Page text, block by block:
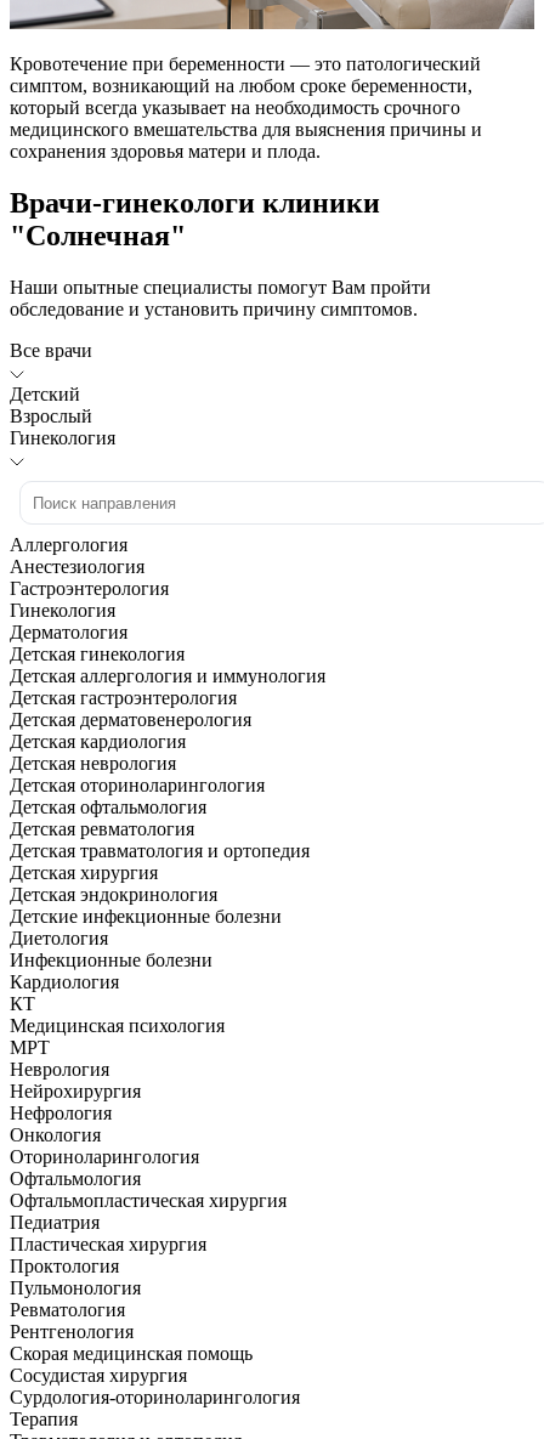
Кровотечение при беременности — это патологический
симптом, возникающий на любом сроке беременности,
который всегда указывает на необходимость срочного
медицинского вмешательства для выяснения причины и
сохранения здоровья матери и плода.
Врачи-гинекологи клиники
"Солнечная"
Наши опытные специалисты помогут Вам пройти
обследование и установить причину симптомов.
Все врачи
Детский
Взрослый
Гинекология
Аллергология
Анестезиология
Гастроэнтерология
Гинекология
Дерматология
Детская гинекология
Детская аллергология и иммунология
Детская гастроэнтерология
Детская дерматовенерология
Детская кардиология
Детская неврология
Детская оториноларингология
Детская офтальмология
Детская ревматология
Детская травматология и ортопедия
Детская хирургия
Детская эндокринология
Детские инфекционные болезни
Диетология
Инфекционные болезни
Кардиология
КТ
Медицинская психология
МРТ
Неврология
Нейрохирургия
Нефрология
Онкология
Оториноларингология
Офтальмология
Офтальмопластическая хирургия
Педиатрия
Пластическая хирургия
Проктология
Пульмонология
Ревматология
Рентгенология
Скорая медицинская помощь
Сосудистая хирургия
Сурдология-оториноларингология
Терапия